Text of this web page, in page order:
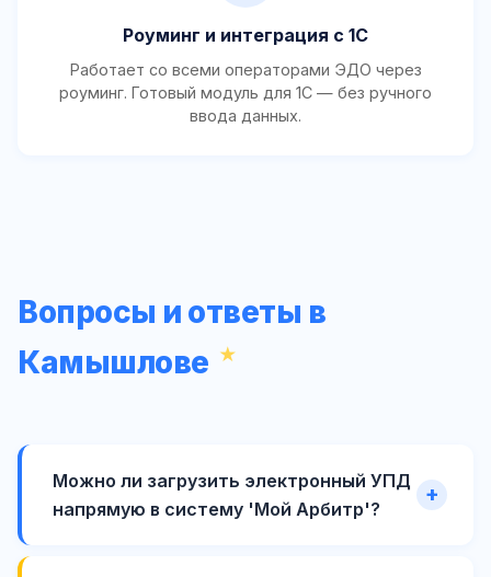
Роуминг и интеграция с 1С
Работает со всеми операторами ЭДО через
роуминг. Готовый модуль для 1С — без ручного
ввода данных.
Вопросы и ответы в
Камышлове
Можно ли загрузить электронный УПД
напрямую в систему 'Мой Арбитр'?